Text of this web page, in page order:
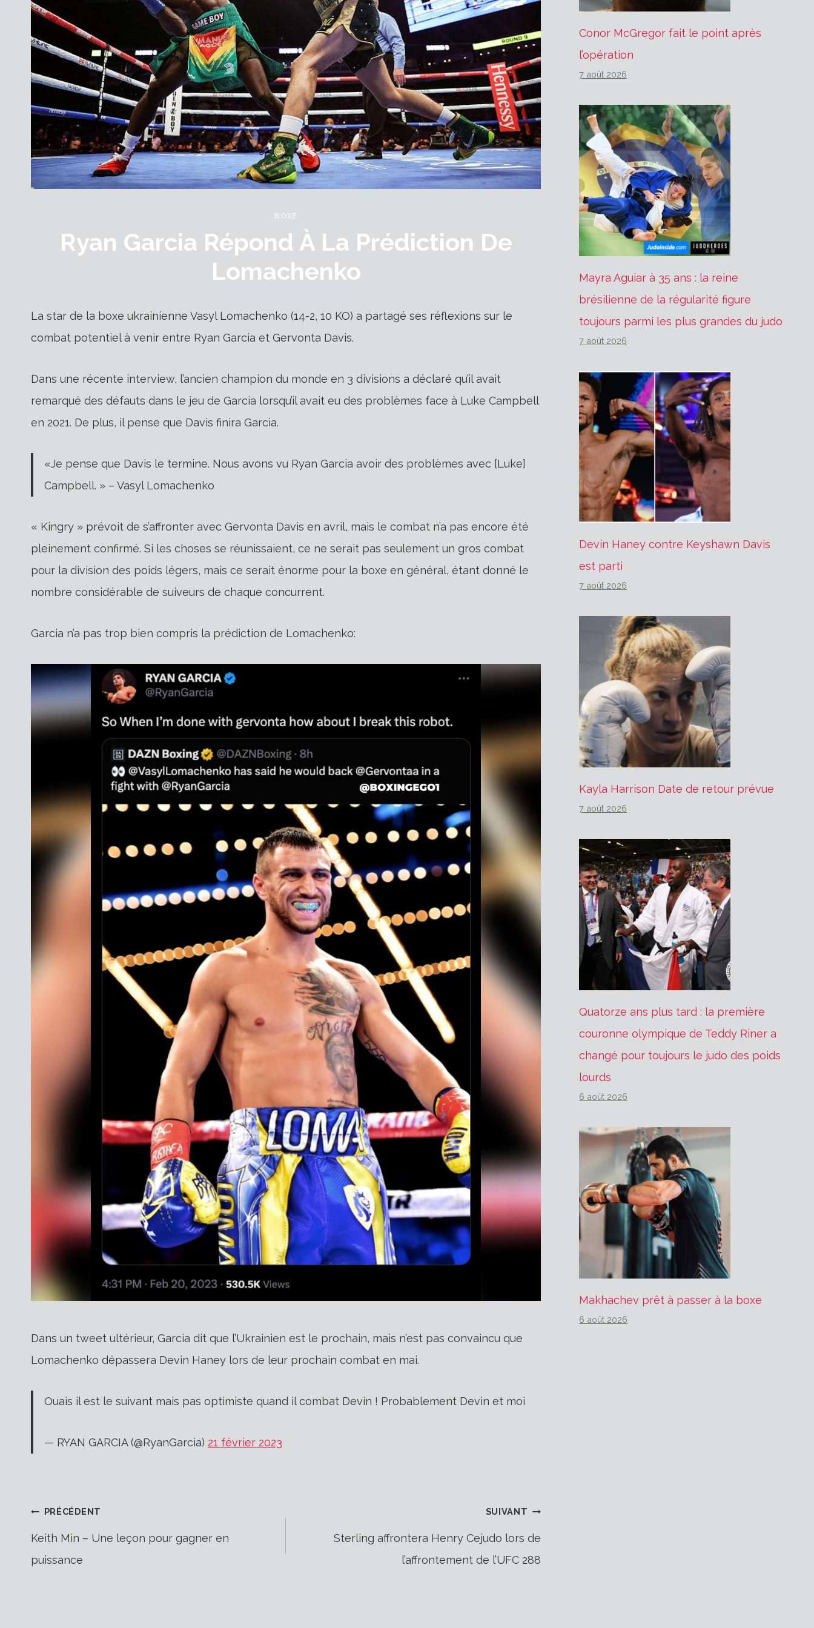
BOXE
Ryan Garcia Répond À La Prédiction De
Lomachenko
La star de la boxe ukrainienne Vasyl Lomachenko (14-2, 10 KO) a partagé ses réflexions sur le
combat potentiel à venir entre Ryan Garcia et Gervonta Davis.
Dans une récente interview, l’ancien champion du monde en 3 divisions a déclaré qu’il avait
remarqué des défauts dans le jeu de Garcia lorsqu’il avait eu des problèmes face à Luke Campbell
en 2021. De plus, il pense que Davis finira Garcia.
«Je pense que Davis le termine. Nous avons vu Ryan Garcia avoir des problèmes avec [Luke]
Campbell. » – Vasyl Lomachenko
« Kingry » prévoit de s’affronter avec Gervonta Davis en avril, mais le combat n’a pas encore été
pleinement confirmé. Si les choses se réunissaient, ce ne serait pas seulement un gros combat
pour la division des poids légers, mais ce serait énorme pour la boxe en général, étant donné le
nombre considérable de suiveurs de chaque concurrent.
Garcia n’a pas trop bien compris la prédiction de Lomachenko:
Dans un tweet ultérieur, Garcia dit que l’Ukrainien est le prochain, mais n’est pas convaincu que
Lomachenko dépassera Devin Haney lors de leur prochain combat en mai.
Ouais il est le suivant mais pas optimiste quand il combat Devin ! Probablement Devin et moi
— RYAN GARCIA (@RyanGarcia) 21 février 2023
Navigation
PRÉCÉDENT
Keith Min – Une leçon pour gagner en
puissance
SUIVANT
Sterling affrontera Henry Cejudo lors de
l’affrontement de l’UFC 288
Conor McGregor fait le point après
l’opération
7 août 2026
Mayra Aguiar à 35 ans : la reine
brésilienne de la régularité figure
toujours parmi les plus grandes du judo
7 août 2026
Devin Haney contre Keyshawn Davis
est parti
7 août 2026
Kayla Harrison Date de retour prévue
7 août 2026
Quatorze ans plus tard : la première
couronne olympique de Teddy Riner a
changé pour toujours le judo des poids
lourds
6 août 2026
Makhachev prêt à passer à la boxe
6 août 2026